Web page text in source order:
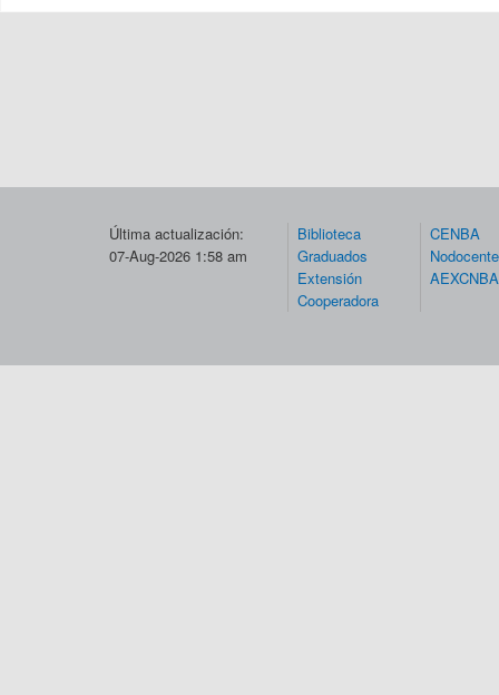
Última actualización:
07-Aug-2026 1:58 am
Biblioteca
Graduados
Extensión
Cooperadora
CENBA
AEXCNBA